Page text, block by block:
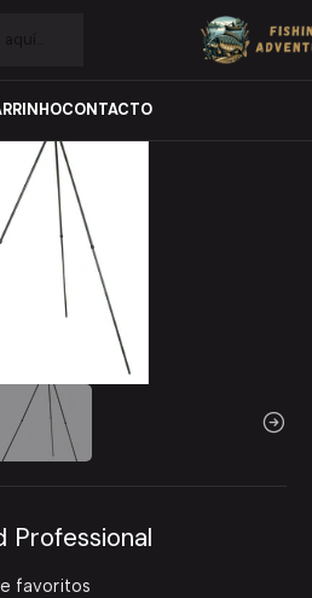
CONTACTO
Recepção da carpa
Professional
favoritos